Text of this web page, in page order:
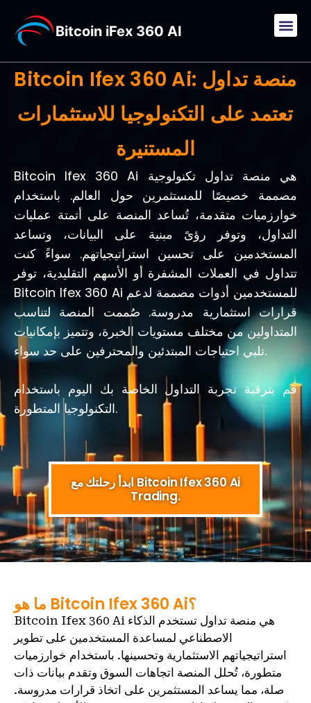
Bitcoin iFex 360 AI
Bitcoin Ifex 360 Ai: منصة تداول
تعتمد على التكنولوجيا للاستثمارات
المستنيرة
Bitcoin Ifex 360 Ai هي منصة تداول تكنولوجية
مصممة خصيصًا للمستثمرين حول العالم. باستخدام
خوارزميات متقدمة، تُساعد المنصة على أتمتة عمليات
التداول، وتوفر رؤىً مبنية على البيانات، وتساعد
المستخدمين على تحسين استراتيجياتهم. سواءً كنت
تتداول في العملات المشفرة أو الأسهم التقليدية، توفر
Bitcoin Ifex 360 Ai للمستخدمين أدوات مصممة لدعم
قرارات استثمارية مدروسة. صُممت المنصة لتناسب
المتداولين من مختلف مستويات الخبرة، وتتميز بإمكانيات
تلبي احتياجات المبتدئين والمحترفين على حد سواء.
قم بترقية تجربة التداول الخاصة بك اليوم باستخدام
التكنولوجيا المتطورة.
ابدأ رحلتك مع Bitcoin Ifex 360 Ai
Trading.
ما هو Bitcoin Ifex 360 Ai؟
Bitcoin Ifex 360 Ai هي منصة تداول تستخدم الذكاء
الاصطناعي لمساعدة المستخدمين على تطوير
استراتيجياتهم الاستثمارية وتحسينها. باستخدام خوارزميات
متطورة، تُحلل المنصة اتجاهات السوق وتقدم بيانات ذات
صلة، مما يساعد المستثمرين على اتخاذ قرارات مدروسة.